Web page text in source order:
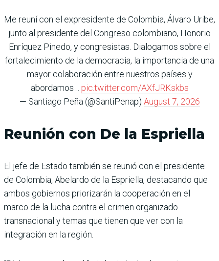
Me reuní con el expresidente de Colombia, Álvaro Uribe,
junto al presidente del Congreso colombiano, Honorio
Enríquez Pinedo, y congresistas. Dialogamos sobre el
fortalecimiento de la democracia, la importancia de una
mayor colaboración entre nuestros países y
abordamos… pic.twitter.com/AXfJRKskbs
— Santiago Peña (@SantiPenap) August 7, 2026
Reunión con De la Espriella
El jefe de Estado también se reunió con el presidente
de Colombia, Abelardo de la Espriella, destacando que
ambos gobiernos priorizarán la cooperación en el
marco de la lucha contra el crimen organizado
transnacional y temas que tienen que ver con la
integración en la región.